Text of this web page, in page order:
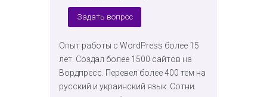
Задать вопрос
Опыт работы с WordPress более 15
лет. Создал более 1500 сайтов на
Вордпресс. Перевел более 400 тем на
русский и украинский язык. Сотни